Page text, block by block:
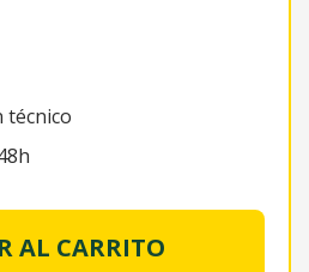
técnico
AL CARRITO